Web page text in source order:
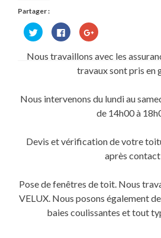
Partager :
Cliquez
pour
partager
Twitter(ouvre
Cliquez
pour
partager
sur
Facebook(ouvre
dans
une
Cliquez
pour
Google+
dans
fenêtre)
Nous travaillons avec les
travaux sont pris en
Nous intervenons du lundi au
de 14h00 à
Devis et vérification de votre
après contact
Pose de fenêtres de toit. Nous
VELUX. Nous posons également
baies coulissantes et tout